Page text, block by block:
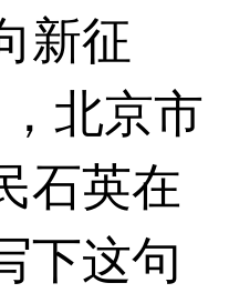
新征
北京市
石英在
下这句